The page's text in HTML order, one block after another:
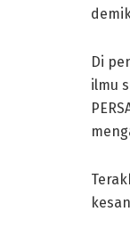
Di
ilmu